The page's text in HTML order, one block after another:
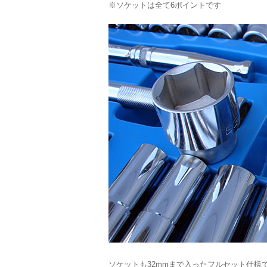
※ソケットは全て6ポイントです
ソケットも32mmまで入ったフルセット仕様